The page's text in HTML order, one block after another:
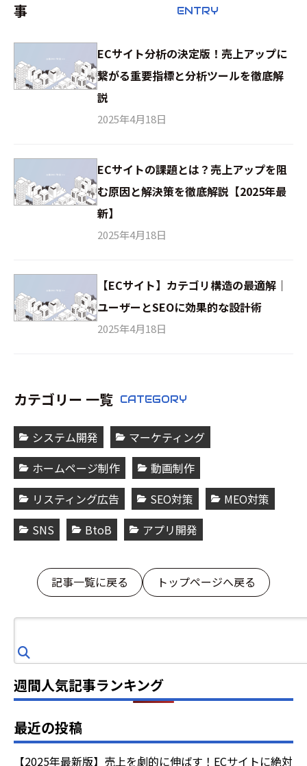
事 ENTRY
ECサイト分析の決定版！売上アップに
繋がる重要指標と分析ツールを徹底解
説
2025年4月18日
ECサイトの課題とは？売上アップを阻
む原因と解決策を徹底解説【2025年最
新】
2025年4月18日
【ECサイト】カテゴリ構造の最適解｜
ユーザーとSEOに効果的な設計術
2025年4月18日
カテゴリー 一覧 CATEGORY
システム開発
マーケティング
ホームページ制作
動画制作
リスティング広告
SEO対策
MEO対策
SNS
BtoB アプリ開発
記事一覧に戻る トップページへ戻る
索
週間人気記事ランキング
最近の投稿
【2025年最新版】売上を劇的に伸ばす！ECサイトに絶対